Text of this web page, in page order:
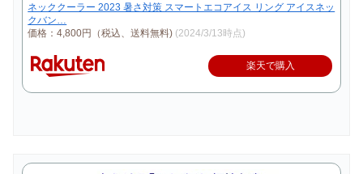
ネッククーラー 2023 暑さ対策 スマートエコアイス リング アイスネッ
クバン…
価格：4,800円（税込、送料無料) (2024/3/13時点)
楽天で購入